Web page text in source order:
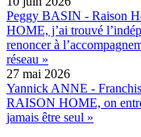
Peggy BASIN - Raison
HOME, j’ai trouvé
renoncer à
réseau »
27 mai 2026
Yannick ANNE -
RAISON HOME, on
jamais être seul »